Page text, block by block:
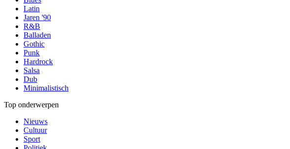
Latin
Jaren '90
R&B
Balladen
Gothic
Punk
Hardrock
Salsa
Dub
Minimalistisch
Top onderwerpen
Nieuws
Cultuur
Sport